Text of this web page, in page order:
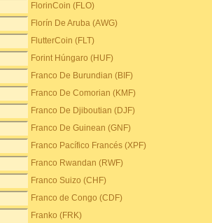
FlorinCoin (FLO)
Florín De Aruba (AWG)
FlutterCoin (FLT)
Forint Húngaro (HUF)
Franco De Burundian (BIF)
Franco De Comorian (KMF)
Franco De Djiboutian (DJF)
Franco De Guinean (GNF)
Franco Pacífico Francés (XPF)
Franco Rwandan (RWF)
Franco Suizo (CHF)
Franco de Congo (CDF)
Franko (FRK)